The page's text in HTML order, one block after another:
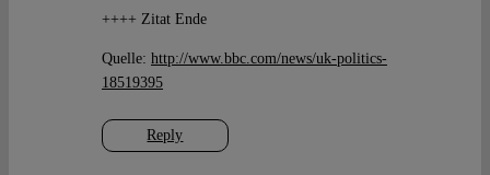
Reply
++++ Zitat Ende
Quelle: http://www.bbc.com/news/uk-politics-
18519395